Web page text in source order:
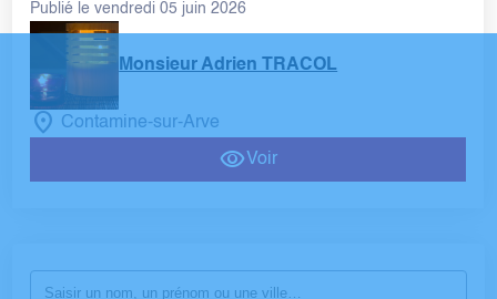
Publié le vendredi 05 juin 2026
Monsieur Adrien TRACOL
Contamine-sur-Arve
Voir